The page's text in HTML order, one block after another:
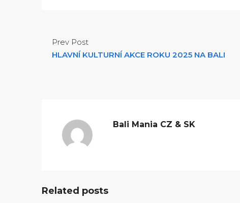
Prev Post
HLAVNÍ KULTURNÍ AKCE ROKU 2025 NA BALI
Bali Mania CZ & SK
Related posts